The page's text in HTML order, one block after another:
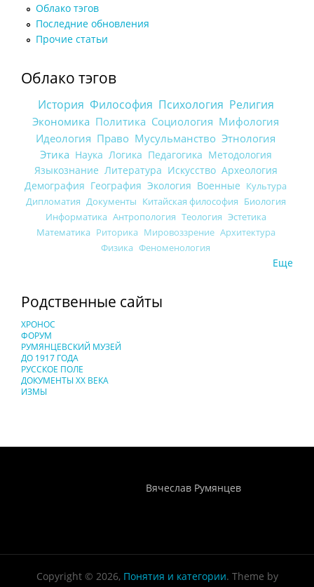
Облако тэгов
Последние обновления
Прочие статьи
Облако тэгов
История Философия Психология Религия
Экономика Политика Социология Мифология
Идеология Право Мусульманство Этнология
Этика Наука Логика Педагогика Методология
Языкознание Литература Искусство Археология
Демография География Экология Военные Культура
Дипломатия Документы Китайская философия Биология
Информатика Антропология Теология Эстетика
Математика Риторика Мировоззрение Архитектура
Физика Феноменология
Еще
Родственные сайты
ХРОНОС
ФОРУМ
РУМЯНЦЕВСКИЙ МУЗЕЙ
ДО 1917 ГОДА
РУССКОЕ ПОЛЕ
ДОКУМЕНТЫ XX ВЕКА
ИЗМЫ
Вячеслав Румянцев
Copyright © 2026, Понятия и категории. Theme by